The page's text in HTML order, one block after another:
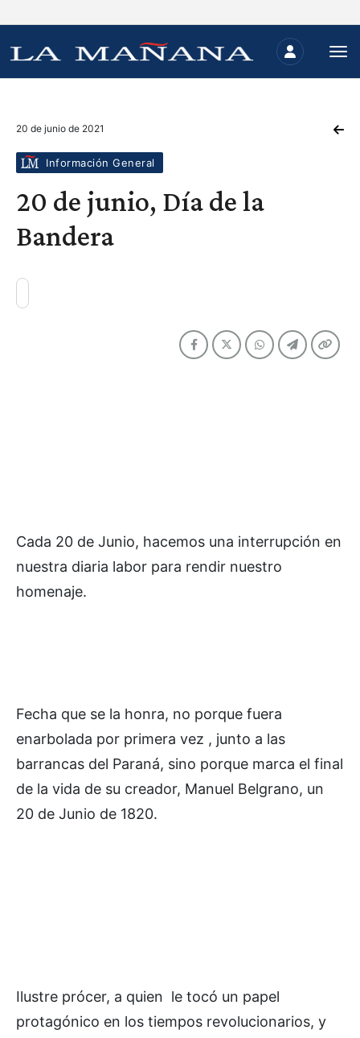
20 de junio de 2021
Información General
20 de junio, Día de la
Bandera
Cada 20 de Junio, hacemos una interrupción en
nuestra diaria labor para rendir nuestro
homenaje.
Fecha que se la honra, no porque fuera
enarbolada por primera vez , junto a las
barrancas del Paraná, sino porque marca el final
de la vida de su creador, Manuel Belgrano, un
20 de Junio de 1820.
Ilustre prócer, a quien le tocó un papel
protagónico en los tiempos revolucionarios, y